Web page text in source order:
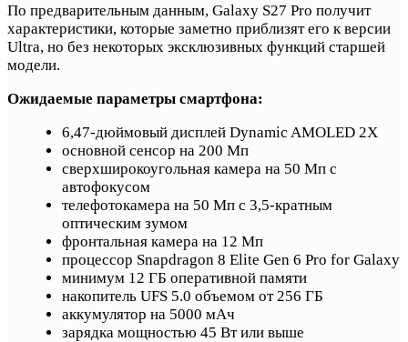
По предварительным данным, Galaxy S27 Pro получит
характеристики, которые заметно приблизят его к версии
Ultra, но без некоторых эксклюзивных функций старшей
модели.
Ожидаемые параметры смартфона:
6,47-дюймовый дисплей Dynamic AMOLED 2X
основной сенсор на 200 Мп
сверхширокоугольная камера на 50 Мп с
автофокусом
телефотокамера на 50 Мп с 3,5-кратным
оптическим зумом
фронтальная камера на 12 Мп
процессор Snapdragon 8 Elite Gen 6 Pro for Galaxy
минимум 12 ГБ оперативной памяти
накопитель UFS 5.0 объемом от 256 ГБ
аккумулятор на 5000 мАч
зарядка мощностью 45 Вт или выше